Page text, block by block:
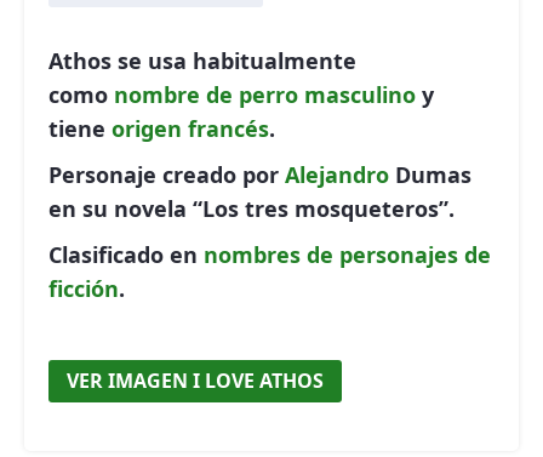
Athos se usa habitualmente
como nombre de perro masculino y
tiene origen francés.
Personaje creado por Alejandro Dumas
en su novela “Los tres mosqueteros”.
Clasificado en nombres de personajes de
ficción.
VER IMAGEN I LOVE ATHOS